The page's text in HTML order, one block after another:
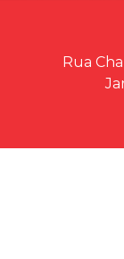
Rua